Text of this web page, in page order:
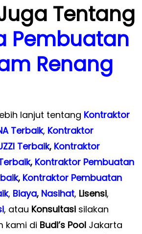
Tentang
Pembuatan
Renang
lanjut tentang Kontraktor
Terbaik, Kontraktor
Terbaik,Kontraktor
,Kontraktor Pembuatan
, Kontraktor Pembuatan
, Biaya, Nasihat, Lisensi,
, atau Konsultasisilakan
kami di Budi’s PoolJakarta